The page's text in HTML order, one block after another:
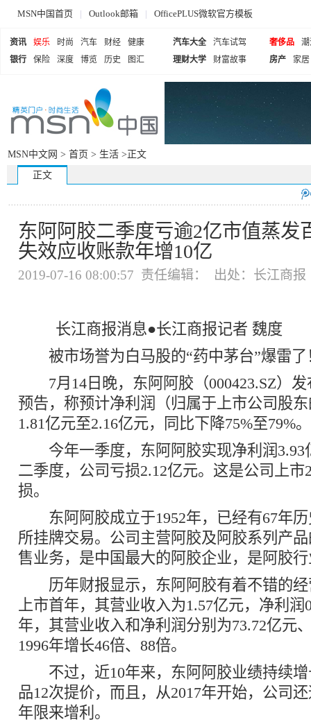
MSN中国首页 | Outlook邮箱 | OfficePLUS微软官方模板
资讯 娱乐 时尚 汽车 财经
健康
银行
保险 深度 博览 历史 图汇
汽车大全
汽车试驾
理财大学
财富故事
奢侈品
房产
家居
MSN中文网 > 首页 > 生活 >正文
正文
东阿阿胶二季度亏逾2亿市值蒸发
失效应收账款年增10亿
2019-07-16 08:00:57 责任编辑： 出处：长江商
长江商报消息●长江商报记者 魏度
被市场誉为白马股的“药中茅台”爆雷了
7月14日晚，东阿阿胶（000423.SZ）发
预告，称预计净利润（归属于上市公司股
1.81亿元至2.16亿元，同比下降75%至79%。
今年一季度，东阿阿胶实现净利润3.93
二季度，公司亏损2.12亿元。这是公司上市
损。
东阿阿胶成立于1952年，已经有67年历
所挂牌交易。公司主营阿胶及阿胶系列产
售业务，是中国最大的阿胶企业，是阿胶
历年财报显示，东阿阿胶有着不错的经
上市首年，其营业收入为1.57亿元，净利润
年，其营业收入和净利润分别为73.72亿元
1996年增长46倍、88倍。
不过，近10年来，东阿阿胶业绩持续增
品12次提价，而且，从2017年开始，公司
年限来增利。